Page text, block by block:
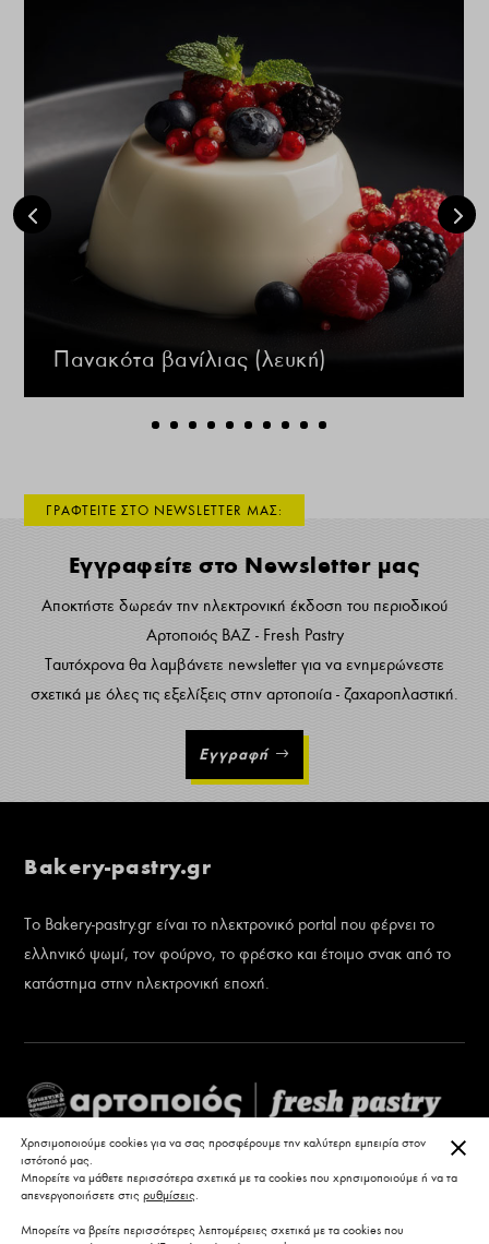
Πανακότα βανίλιας (λευκή)
ΓΡΑΦΤΕΙΤΕ ΣΤΟ NEWSLETTER ΜΑΣ:
Εγγραφείτε στο Newsletter μας
Αποκτήστε δωρεάν την ηλεκτρονική έκδοση του περιοδικού
Αρτοποιός ΒΑΖ - Fresh Pastry
Ταυτόχρονα θα λαμβάνετε newsletter για να ενημερώνεστε
σχετικά με όλες τις εξελίξεις στην αρτοποιία - ζαχαροπλαστική.
Εγγραφή
Bakery-pastry.gr
Το Bakery-pastry.gr είναι το ηλεκτρονικό portal που φέρνει το
ελληνικό ψωμί, τον φούρνο, το φρέσκο και έτοιμο σνακ από το
κατάστημα στην ηλεκτρονική εποχή.
Χρησιμοποιούμε cookies για να σας προσφέρουμε την καλύτερη εμπειρία στον
ιστότοπό μας.
Μπορείτε να μάθετε περισσότερα σχετικά με τα cookies που χρησιμοποιούμε ή να τα
απενεργοποιήσετε στις ρυθμίσεις.
Μπορείτε να βρείτε περισσότερες λεπτομέρειες σχετικά με τα cookies που